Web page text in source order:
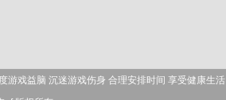
游戏益脑 沉迷游戏伤身 合理安排时间 享受健康生活